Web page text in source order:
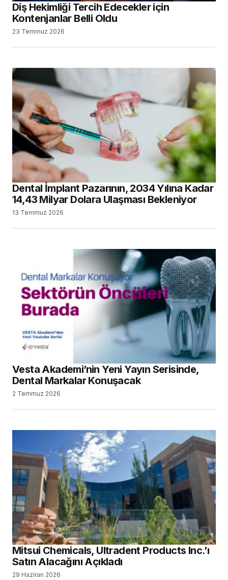
Diş Hekimliği Tercih Edecekler için
Kontenjanlar Belli Oldu
23 Temmuz 2026
Dental İmplant Pazarının, 2034 Yılına Kadar
14,43 Milyar Dolara Ulaşması Bekleniyor
13 Temmuz 2026
Vesta Akademi’nin Yeni Yayın Serisinde,
Dental Markalar Konuşacak
2 Temmuz 2026
Mitsui Chemicals, Ultradent Products Inc.’ı
Satın Alacağını Açıkladı
29 Haziran 2026